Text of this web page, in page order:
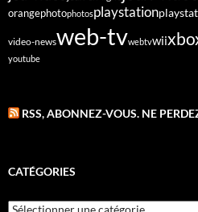
orangephotophotosplaystation
video-newsweb-tvwebtvwii
youtube
RSS, ABONNEZ-VOUS. NE
CATÉGORIES
Catégories